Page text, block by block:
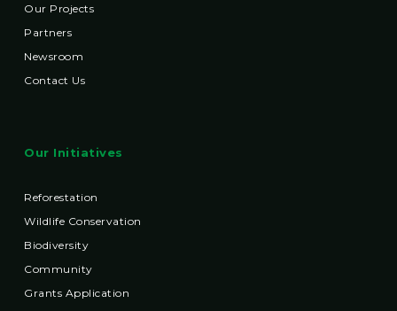
Our Projects
Partners
Newsroom
Contact Us
Our Initiatives
Reforestation
Wildlife Conservation
Biodiversity
Community
Grants Application